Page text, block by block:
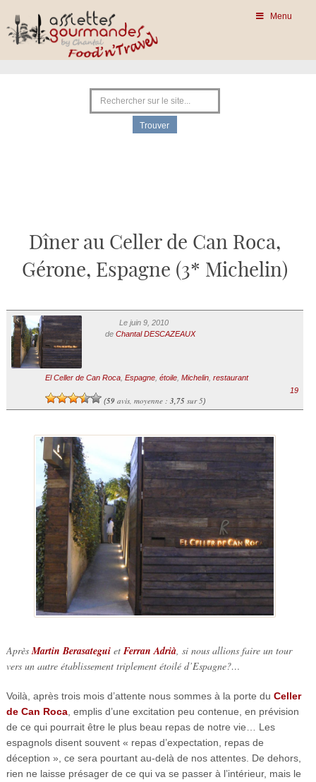
Menu
Dîner au Celler de Can Roca,
Gérone, Espagne (3* Michelin)
Le juin 9, 2010
de Chantal DESCAZEAUX
El Celler de Can Roca, Espagne, étoile, Michelin, restaurant
(59avis, moyenne : 3,75sur 5)
19
Après Martin Berasateguiet Ferran Adrià, si nous allions faire un tour
vers un autre établissement triplement étoilé d’Espagne?…
Voilà, après trois mois d’attente nous sommes à la porte du Celler
de Can Roca, emplis d’une excitation peu contenue, en prévision
de ce qui pourrait être le plus beau repas de notre vie… Les
espagnols disent souvent « repas d’expectation, repas de
déception », ce sera pourtant au-delà de nos attentes. De dehors,
rien ne laisse présager de ce qui va se passer à l’intérieur, mais le